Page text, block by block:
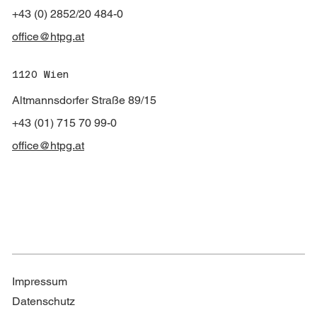
+43 (0) 2852/20 484-0
office@htpg.at
1120 Wien
Altmannsdorfer Straße 89/15
+43 (01) 715 70 99-0
office@htpg.at
Impressum
Datenschutz